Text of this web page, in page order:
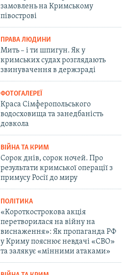
замовлень на Кримському
півострові
ПРАВА ЛЮДИНИ
Мить – і ти шпигун. Як у
кримських судах розглядають
звинувачення в держзраді
ФОТОГАЛЕРЕЇ
Краса Сімферопольського
водосховища та занедбаність
довкола
ВІЙНА ТА КРИМ
Сорок днів, сорок ночей. Про
результати кримської операції з
примусу Росії до миру
ПОЛІТИКА
«Короткострокова акція
перетворилася на війну на
виснаження»: Як пропаганда РФ
у Криму пояснює невдачі «СВО»
та залякує «мінними атаками»